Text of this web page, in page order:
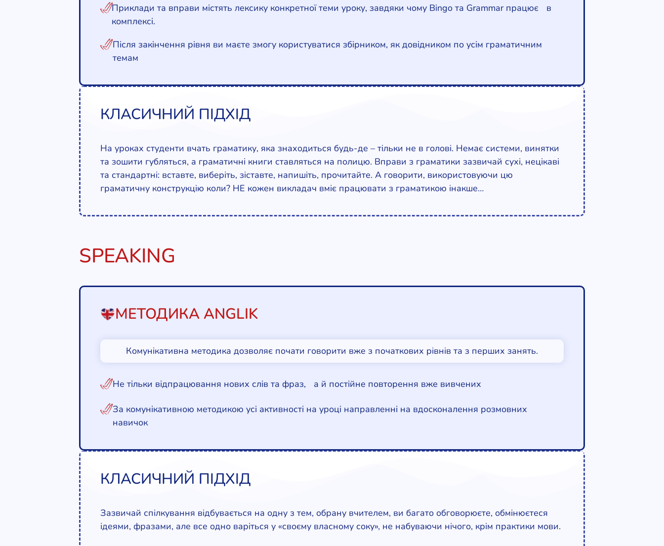
КЛАСИЧНИЙ ПІДХІД
На уроках студенти вчать граматику, яка знаходиться будь-де – тільки не в голові. Немає системи, винятки
та зошити губляться, а граматичні книги ставляться на полицю. Вправи з граматики зазвичай сухі, нецікаві
та стандартні: вставте, виберіть, зіставте, напишіть, прочитайте. А говорити, використовуючи цю
граматичну конструкцію коли? НЕ кожен викладач вміє працювати з граматикою інакше…
Приклади та вправи містять лексику конкретної теми уроку, завдяки чому Bingo та Grammar працює в
комплексі.
Після закінчення рівня ви маєте змогу користуватися збірником, як довідником по усім граматичним
темам
SPEAKING
КЛАСИЧНИЙ ПІДХІД
Зазвичай спілкування відбувається на одну з тем, обрану вчителем, ви багато обговорюєте, обмінюєтеся
ідеями, фразами, але все одно варіться у «своєму власному соку», не набуваючи нічого, крім практики мови.
МЕТОДИКА ANGLIK
Комунікативна методика дозволяє почати говорити вже з початкових рівнів та з перших занять.
Не тільки відпрацювання нових слів та фраз, а й постійне повторення вже вивчених
За комунікативною методикою усі активності на уроці направленні на вдосконалення розмовних
навичок